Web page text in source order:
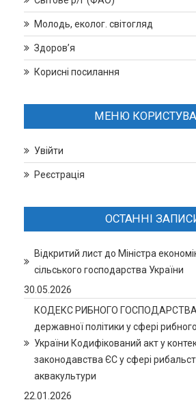
Молодь, еколог. світогляд
Здоров’я
Корисні посилання
МЕНЮ
Увійти
Реєстрація
ОСТАННІ
Відкритий лист до Міністра
сільського господарства України
30.05.2026
КОДЕКС РИБНОГО
державної політики у сфері
України Кодифікований акт у
законодавства ЄС у сфері
аквакультури
22.01.2026